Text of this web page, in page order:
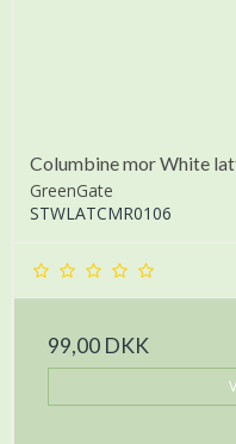
Columbine mor White
GreenGate
STWLATCMR0106
99,00 DKK